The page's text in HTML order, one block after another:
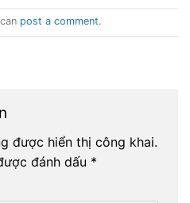
post a comment.
được hiển thị công khai.
đánh dấu *